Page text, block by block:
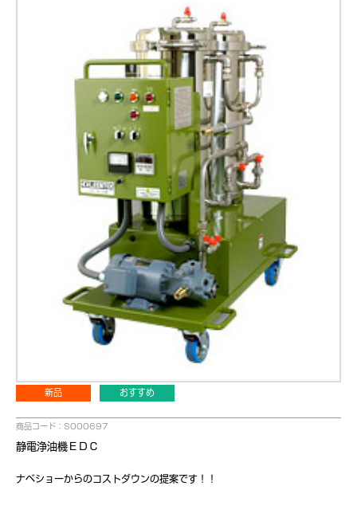
新品 おすすめ
商品コード：S000697
静電浄油機ＥＤＣ
ナベショーからのコストダウンの提案です！！